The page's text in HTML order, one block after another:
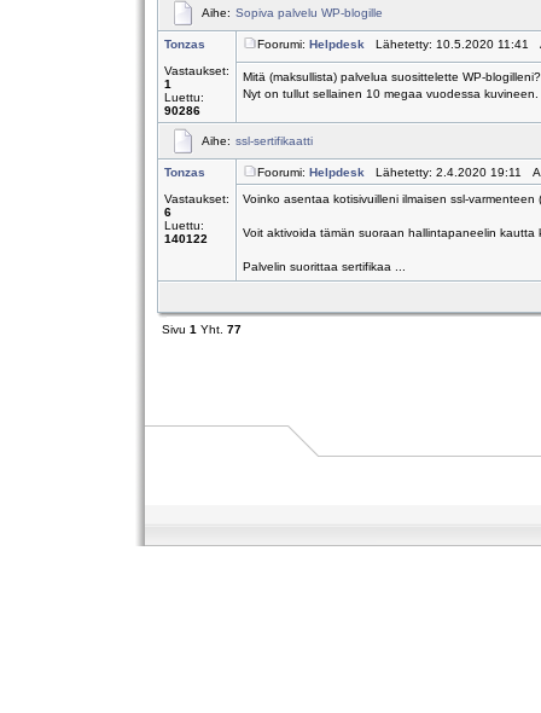
Aihe: Sopiva palvelu WP-blogille
Tonzas
Vastaukset:
1
Luettu:
90286
Foorumi: Helpdesk Lähetetty: 10.5.2020 11:41
Mitä (maksullista) palvelua suosittelette WP-blogilleni?
Nyt on tullut sellainen 10 megaa vuodessa
Aihe: ssl-sertifikaatti
Tonzas
Vastaukset:
6
Luettu:
140122
Foorumi: Helpdesk Lähetetty: 2.4.2020 19:11
Voinko asentaa kotisivuilleni ilmaisen ssl-varmenteen
Voit aktivoida tämän suoraan hallintapaneelin kautta
Palvelin suorittaa sertifikaa ...
Sivu 1 Yht. 77